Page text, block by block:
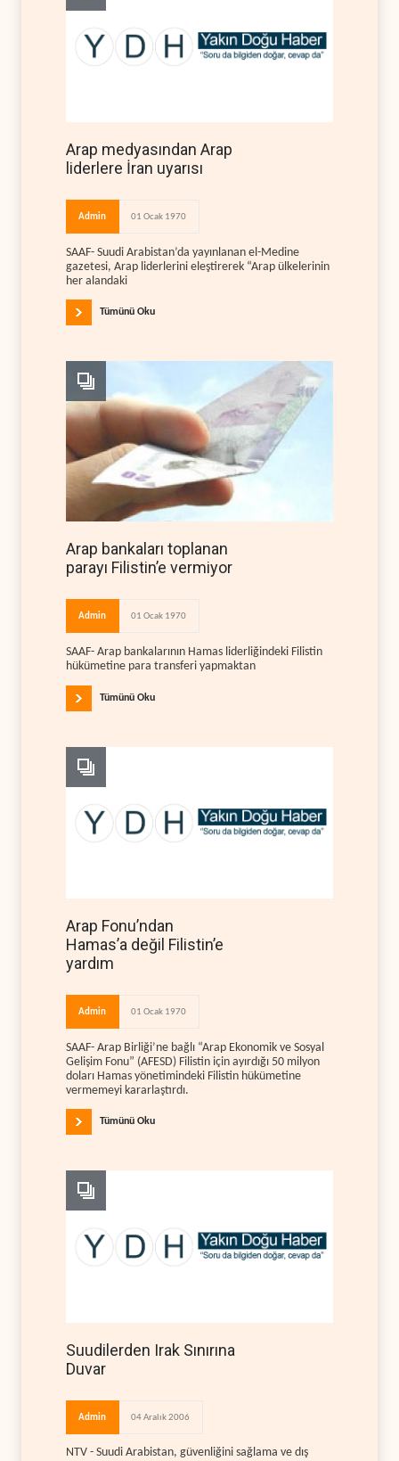
Arap medyasından Arap
liderlere İran uyarısı
Admin 01 Ocak 1970
SAAF- Suudi Arabistan’da yayınlanan el-Medine
gazetesi, Arap liderlerini eleştirerek “Arap ülkelerinin
her alandaki
Tümünü Oku
Arap bankaları toplanan
parayı Filistin’e vermiyor
Admin 01 Ocak 1970
SAAF- Arap bankalarının Hamas liderliğindeki Filistin
hükümetine para transferi yapmaktan
Tümünü Oku
Arap Fonu’ndan
Hamas’a değil Filistin’e
yardım
Admin 01 Ocak 1970
SAAF- Arap Birliği’ne bağlı “Arap Ekonomik ve Sosyal
Gelişim Fonu” (AFESD) Filistin için ayırdığı 50 milyon
doları Hamas yönetimindeki Filistin hükümetine
vermemeyi kararlaştırdı.
Tümünü Oku
Suudilerden Irak Sınırına
Duvar
Admin 04 Aralık 2006
NTV - Suudi Arabistan, güvenliğini sağlama ve dış